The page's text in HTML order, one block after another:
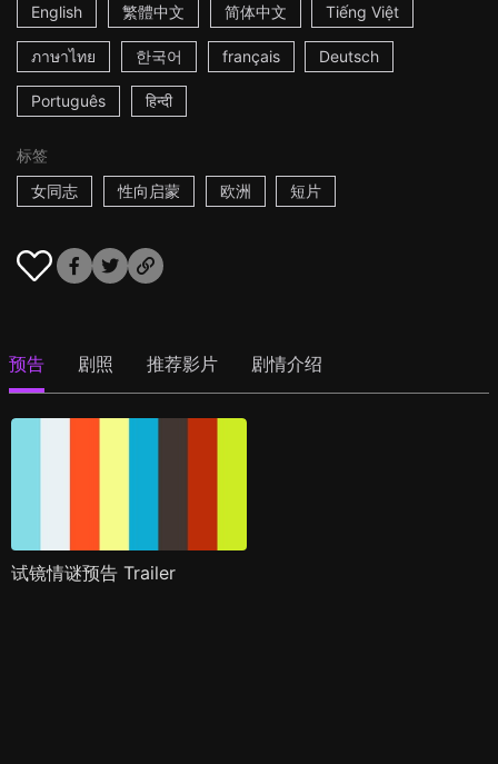
English
繁體中文 简体中文 Tiếng Việt
ภาษาไทย 한국어 français Deutsch
Português हिन्दी
标签
女同志
性向启蒙 欧洲 短片
预告 剧照 推荐影片 剧情介绍
试镜情谜预告 Trailer